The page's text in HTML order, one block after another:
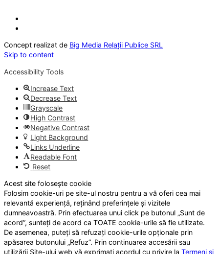
Concept realizat de Big Media Relații Publice SRL
Skip to content
Accessibility Tools
Increase Text
Decrease Text
Grayscale
High Contrast
Negative Contrast
Light Background
Links Underline
Readable Font
Reset
Acest site folosește cookie
Folosim cookie-uri pe site-ul nostru pentru a vă oferi cea mai
relevantă experiență, reținând preferințele și vizitele
dumneavoastră. Prin efectuarea unui click pe butonul „Sunt de
acord”, sunteți de acord ca TOATE cookie-urile să fie utilizate.
De asemenea, puteți să refuzați cookie-urile opționale prin
apăsarea butonului „Refuz”. Prin continuarea accesării sau
utilizării Site-ului web vă exprimați acordul cu privire la Termeni și